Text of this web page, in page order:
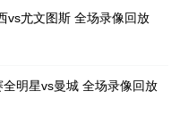
vs尤文图斯 全场录像回放
明星vs曼城 全场录像回放